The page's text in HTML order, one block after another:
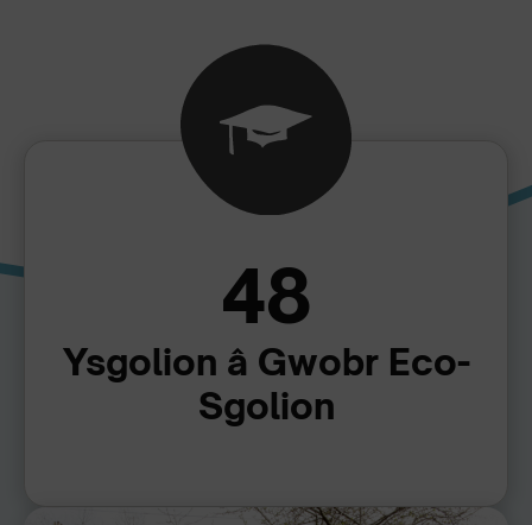
48
Ysgolion â Gwobr Eco-
Sgolion